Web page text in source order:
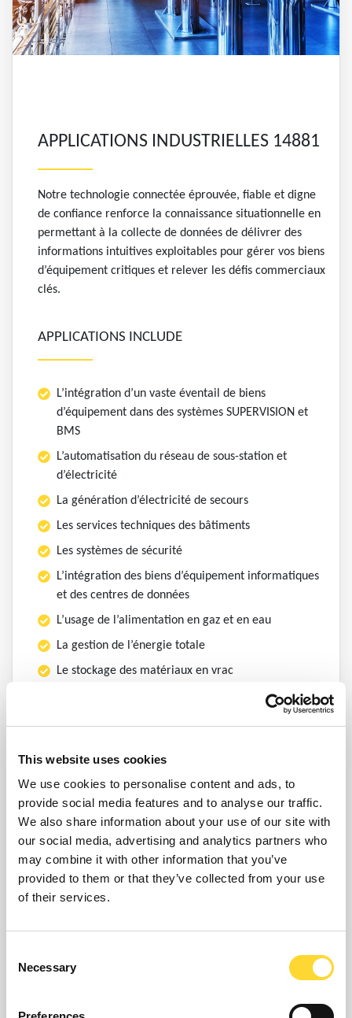
This website uses cookies
We use cookies to personalise content and ads, to
provide social media features and to analyse our traffic.
We also share information about your use of our site with
our social media, advertising and analytics partners who
may combine it with other information that you’ve
provided to them or that they’ve collected from your use
of their services.
Selection
Necessary
APPLICATIONS INDUSTRIELLES 14881
Notre technologie connectée éprouvée, fiable et digne
de confiance renforce la connaissance situationnelle en
permettant à la collecte de données de délivrer des
informations intuitives exploitables pour gérer vos biens
d’équipement critiques et relever les défis commerciaux
clés.
APPLICATIONS INCLUDE
L’intégration d’un vaste éventail de biens
d’équipement dans des systèmes SUPERVISION et
BMS
L’automatisation du réseau de sous-station et
d’électricité
La génération d’électricité de secours
Les services techniques des bâtiments
Les systèmes de sécurité
L’intégration des biens d’équipement informatiques
et des centres de données
L’usage de l’alimentation en gaz et en eau
La gestion de l’énergie totale
Le stockage des matériaux en vrac
La réfrigération et les systèmes de chauffage,
et localisation GPS
L’état et la localisation GPS des équipements de
grande valeur loués
La passerelle machine à machine avec cyber-
sécurité vers les appareils « intelligents »
Les exigences légales concernant la production et le
stockage des effluents
à travers des solutions SUPERVISION, des systèmes
Les calculs customisés pour des besoins spécifiques